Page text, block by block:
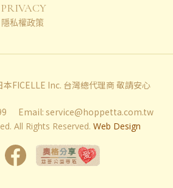
PRIVACY
隱私權政策
FICELLE Inc. 台灣總代理商 敬請安心
Email: service@hoppetta.com.tw
All Rights Reserved. Web Design